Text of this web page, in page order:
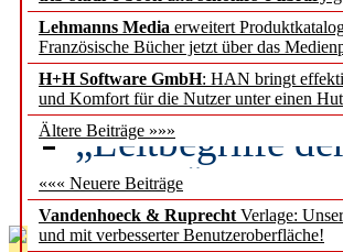
Lehmanns Media erweitert
Französische Bücher jetzt über das
H+H Software GmbH: HAN bringt
und Komfort für die Nutzer unter einen Hut
Ältere Beiträge »»»
««« Neuere Beiträge
Vandenhoeck & Ruprecht Verlage:
und mit verbesserter Benutzeroberfläche!
Künstliche
besser zu
„Leitbegriffe
des BIÖG